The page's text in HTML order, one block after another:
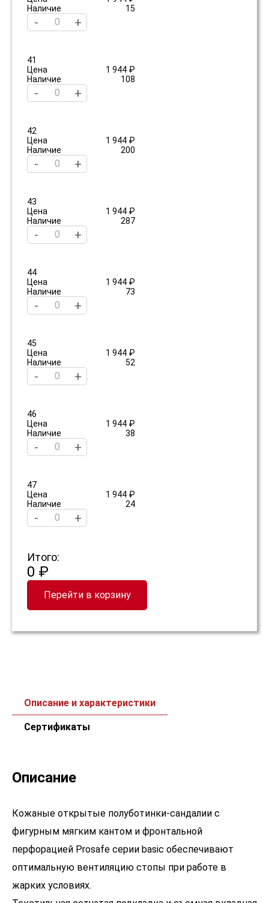
Наличие
15
- +
41
Цена
1 944 ₽
Наличие
108
- +
42
Цена
1 944 ₽
Наличие
200
- +
43
Цена
1 944 ₽
Наличие
287
- +
44
Цена
1 944 ₽
Наличие
73
- +
45
Цена
1 944 ₽
Наличие
52
- +
46
Цена
1 944 ₽
Наличие
38
- +
47
Цена
1 944 ₽
Наличие
24
- +
Итого:
0 ₽
Перейти в корзину
Описание и характеристики
Сертификаты
Описание
Кожаные открытые полуботинки-сандалии c
фигурным мягким кантом и фронтальной
перфорацией Prosafe серии basic обеспечивают
оптимальную вентиляцию стопы при работе в
жарких условиях.